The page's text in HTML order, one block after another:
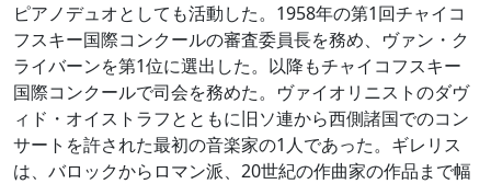
ピアノデュオとしても活動した。1958年の第1回チャイコ
フスキー国際コンクールの審査委員長を務め、ヴァン・ク
ライバーンを第1位に選出した。以降もチャイコフスキー
国際コンクールで司会を務めた。ヴァイオリニストのダヴ
ィド・オイストラフとともに旧ソ連から西側諸国でのコン
サートを許された最初の音楽家の1人であった。ギレリス
は、バロックからロマン派、20世紀の作曲家の作品まで幅